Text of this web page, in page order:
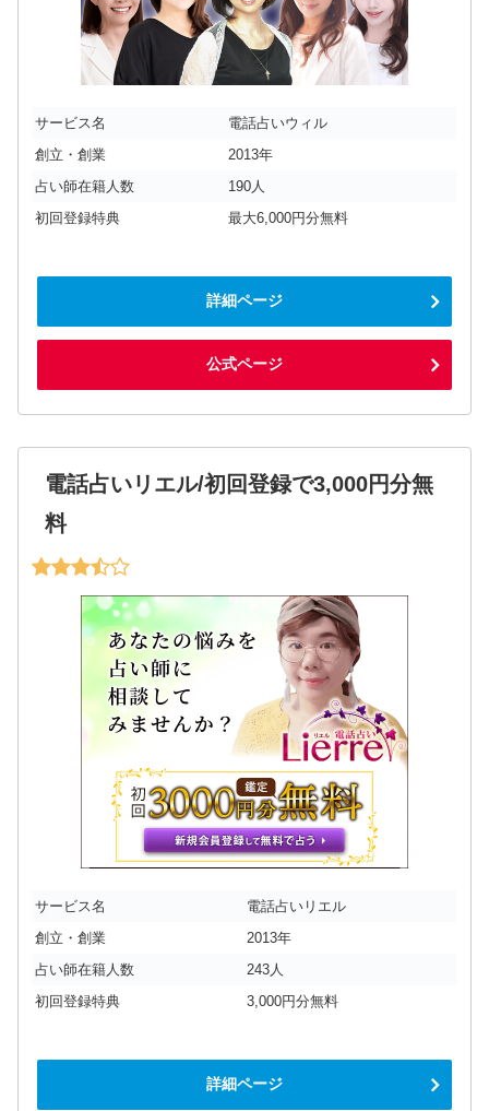
サービス名
電話占いウィル
創立・創業
2013年
占い師在籍人数
190人
初回登録特典
最大6,000円分無料
詳細ページ
公式ページ
電話占いリエル/初回登録で3,000円分無
料
サービス名
電話占いリエル
創立・創業
2013年
占い師在籍人数
243人
初回登録特典
3,000円分無料
詳細ページ